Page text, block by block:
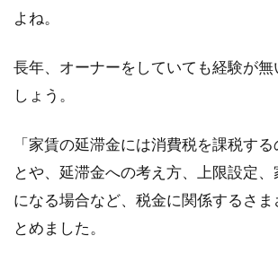
よね。
長年、オーナーをしていても経験が
しょう。
「家賃の延滞金には消費税を課税す
とや、延滞金への考え方、上限設定
になる場合など、税金に関係するさま
とめました。